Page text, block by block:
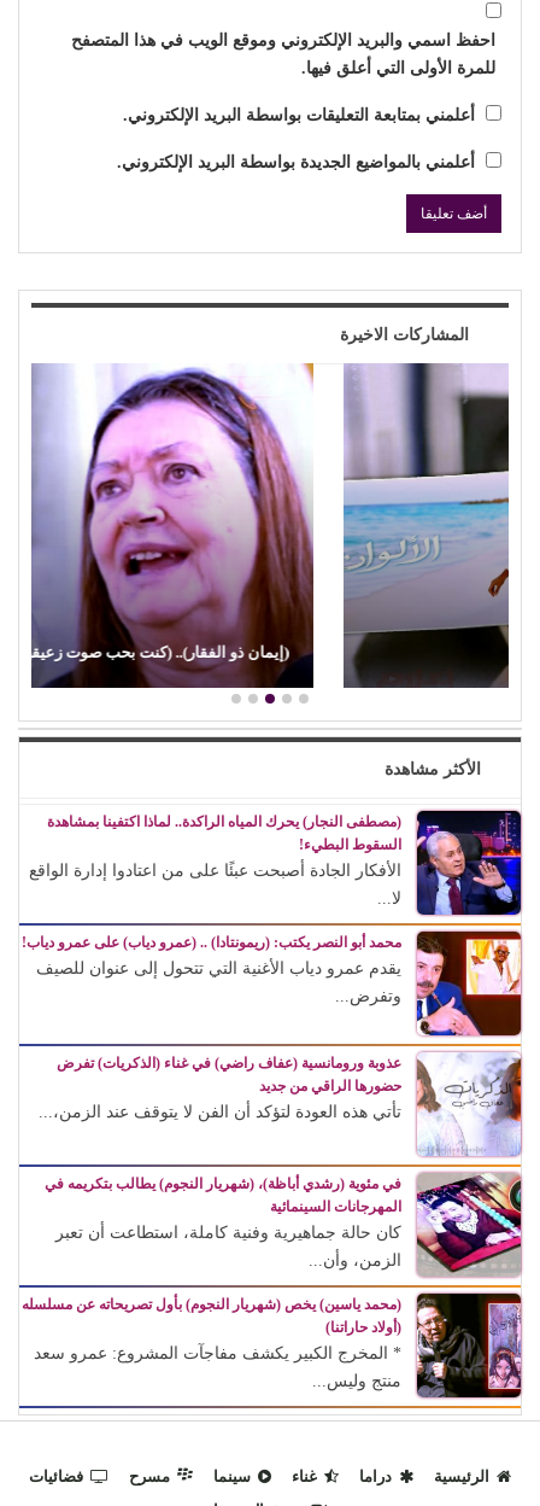
احفظ اسمي والبريد الإلكتروني وموقع الويب في هذا المتصفح
للمرة الأولى التي أعلق فيها.
أعلمني بمتابعة التعليقات بواسطة البريد الإلكتروني.
أعلمني بالمواضيع الجديدة بواسطة البريد الإلكتروني.
المشاركات الاخيرة
(إيمان ذو الفقار).. (كنت بحب صوت زعيقها)
الأكثر مشاهدة
(مصطفى النجار) يحرك المياه الراكدة.. لماذا اكتفينا بمشاهدة
السقوط البطيء!
الأفكار الجادة أصبحت عبئًا على من اعتادوا إدارة الواقع
لا...
محمد أبو النصر يكتب: (ريمونتادا) .. (عمرو دياب) على عمرو دياب!
يقدم عمرو دياب الأغنية التي تتحول إلى عنوان للصيف
وتفرض...
عذوبة ورومانسية (عفاف راضي) في غناء (الذكريات) تفرض
حضورها الراقي من جديد
تأتي هذه العودة لتؤكد أن الفن لا يتوقف عند الزمن،...
في مئوية (رشدي أباظة)، (شهريار النجوم) يطالب بتكريمه في
المهرجانات السينمائية
كان حالة جماهيرية وفنية كاملة، استطاعت أن تعبر
الزمن، وأن...
(محمد ياسين) يخص (شهريار النجوم) بأول تصريحاته عن مسلسله
(أولاد حاراتنا)
* المخرج الكبير يكشف مفاجآت المشروع: عمرو سعد
منتج وليس...
الرئيسية دراما غناء سينما مسرح
فضائيات